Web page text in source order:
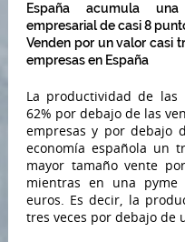
España acumula
empresarial de casi 8
Venden por un valor casi
empresas en España
La productividad de las
62% por debajo de las
empresas y por debajo
economía española un
mayor tamaño vente
mientras en una
euros. Es decir, la
tres veces por debajo de